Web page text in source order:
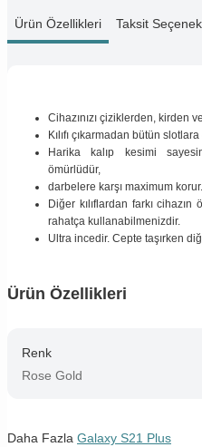
Ürün Özellikleri Taksit
Cihazınızı çiziklerden, kirden
Kılıfı çıkarmadan bütün
Harika kalıp kesimi
ömürlüdür,
darbelere karşı maximum
Diğer kılıflardan farkı
rahatça kullanabilmenizdir.
Ultra incedir. Cepte taşırken
Ürün Özellikleri
Renk
Rose Gold
Daha Fazla Galaxy S21 Plus